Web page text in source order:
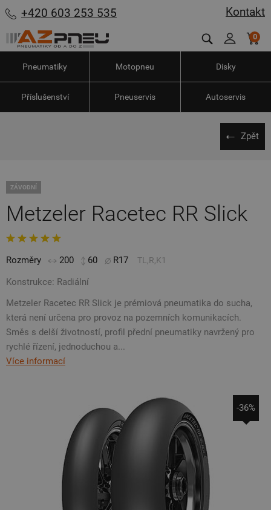
Kontakt
+420 603 253 535
0
Pneumatiky Motopneu Disky
Příslušenství Pneuservis Autoservis
Zpět
ZÁVODNÍ
Metzeler Racetec RR Slick
Rozměry 200 60 R17 TL,R,K1
Konstrukce: Radiální
Metzeler Racetec RR Slick je prémiová pneumatika do sucha,
která není určena pro provoz na pozemních komunikacích.
Směs s delší životností, profil přední pneumatiky navržený pro
rychlé řízení, jednoduchou a...
Více informací
-36%